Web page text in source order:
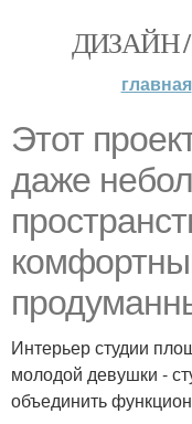
ДИЗАЙН
главная
Этот
даже
Интерьер студии
молодой девушки -
объединить